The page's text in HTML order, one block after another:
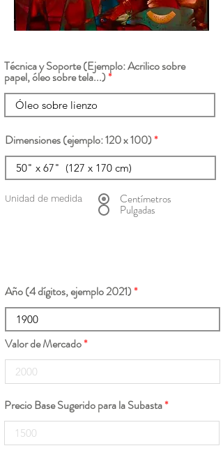
Técnica y Soporte (Ejemplo: Acrilico sobre
papel, óleo sobre tela...)
Dimensiones (ejemplo: 120 x 100)
Unidad de medida Centímetros
Pulgadas
Año (4 dígitos, ejemplo 2021)
Valor de Mercado
Precio Base Sugerido para la Subasta